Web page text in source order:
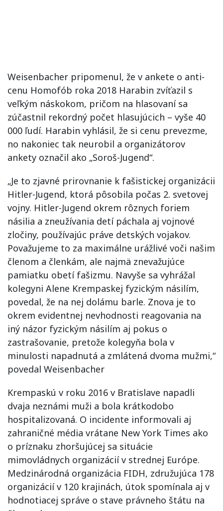
Weisenbacher pripomenul, že v ankete o anti-
cenu Homofób roka 2018 Harabin zvíťazil s
veľkým náskokom, pričom na hlasovaní sa
zúčastnil rekordný počet hlasujúcich – vyše 40
000 ľudí. Harabin vyhlásil, že si cenu prevezme,
no nakoniec tak neurobil a organizátorov
ankety označil ako „Soroš-Jugend“.
„Je to zjavné prirovnanie k fašistickej organizácii
Hitler-Jugend, ktorá pôsobila počas 2. svetovej
vojny. Hitler-Jugend okrem rôznych foriem
násilia a zneužívania detí páchala aj vojnové
zločiny, používajúc práve detských vojakov.
Považujeme to za maximálne urážlivé voči našim
členom a členkám, ale najmä znevažujúce
pamiatku obetí fašizmu. Navyše sa vyhrážal
kolegyni Alene Krempaskej fyzickým násilím,
povedal, že na nej dolámu barle. Znova je to
okrem evidentnej nevhodnosti reagovania na
iný názor fyzickým násilím aj pokus o
zastrašovanie, pretože kolegyňa bola v
minulosti napadnutá a zmlátená dvoma mužmi,“
povedal Weisenbacher
Krempaskú v roku 2016 v Bratislave napadli
dvaja neznámi muži a bola krátkodobo
hospitalizovaná. O incidente informovali aj
zahraničné média vrátane New York Times ako
o príznaku zhoršujúcej sa situácie
mimovládnych organizácií v strednej Európe.
Medzinárodná organizácia FIDH, združujúca 178
organizácií v 120 krajinách, útok spomínala aj v
hodnotiacej správe o stave právneho štátu na